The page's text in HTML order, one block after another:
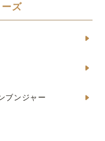
ズ
ブンジャー